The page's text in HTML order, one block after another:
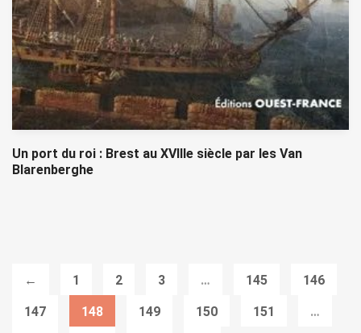
Un port du roi : Brest au XVIIIe siècle par les Van
Blarenberghe
← 1 2 3 … 145 146
147 148 149 150 151 …